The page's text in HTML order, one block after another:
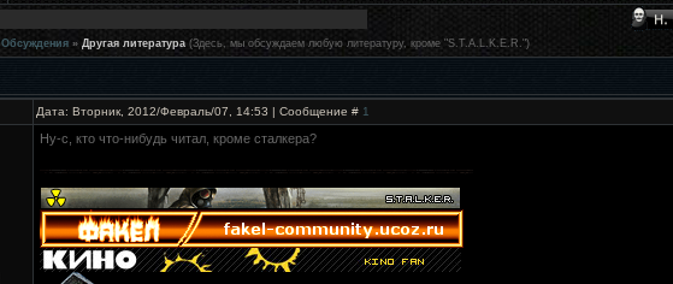
Обсуждения » Другая литература (Здесь, мы обсуждаем любую литературу, кроме "S.T.A.L.K.E.R.")
Дата: Вторник, 2012/Февраль/07, 14:53 | Сообщение # 1
Ну-с, кто что-нибудь читал, кроме сталкера?